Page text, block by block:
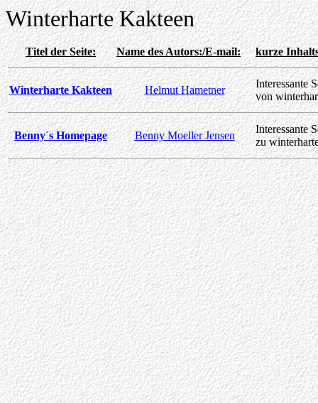
Winterharte Kakteen
Titel der Seite: Name des Autors:/E-mail: kurze
Winterharte Kakteen Helmut Hametner
Interessante
von
Benny´s Homepage Benny Moeller Jensen
Interessante
zu